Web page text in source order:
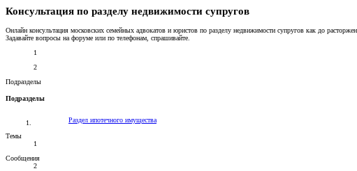
Консультация по разделу недвижимости супругов
Онлайн консультация московских семейных адвокатов и юристов по разделу недвижимости супругов как до
Задавайте вопросы на форуме или по телефонам, спрашивайте.
1
2
Подразделы
Подразделы
Раздел ипотечного имущества
Темы
1
Сообщения
2